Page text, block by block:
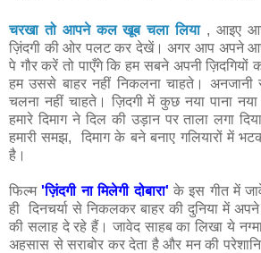
चरखा तो आपने कल खूब चला लिया, आइए
ज़िंदगी की ओर पलट कर देखें। अगर आप अपने आस
पे गौर करें तो पाएँगे कि हम सबने अपनी ज़िदगियों
हम उससे बाहर नहीं निकलना चाहते। अनजानी
चलना नहीं चाहते। ज़िदगी में कुछ नया पाना
हमारे दिमाग ने दिल की उड़ान पर ताला लगा
हमारी समझ, दिमाग के बने बनाए गलियारों में
है।
फिल्म'ज़िंदगी ना मिलेगी दोबारा' के इस गीत में
ही दिनचर्या से निकलकर बाहर की दुनिया में
की सलाह दे रहे हैं। जावेद साहब का लिखा ये
अहसास से सराबोर कर देता है और मन की